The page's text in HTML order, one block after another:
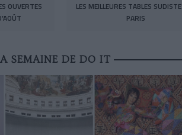
OUVERTES
LES MEILLEURES TABLES
PARIS
SEMAINE DE DO IT